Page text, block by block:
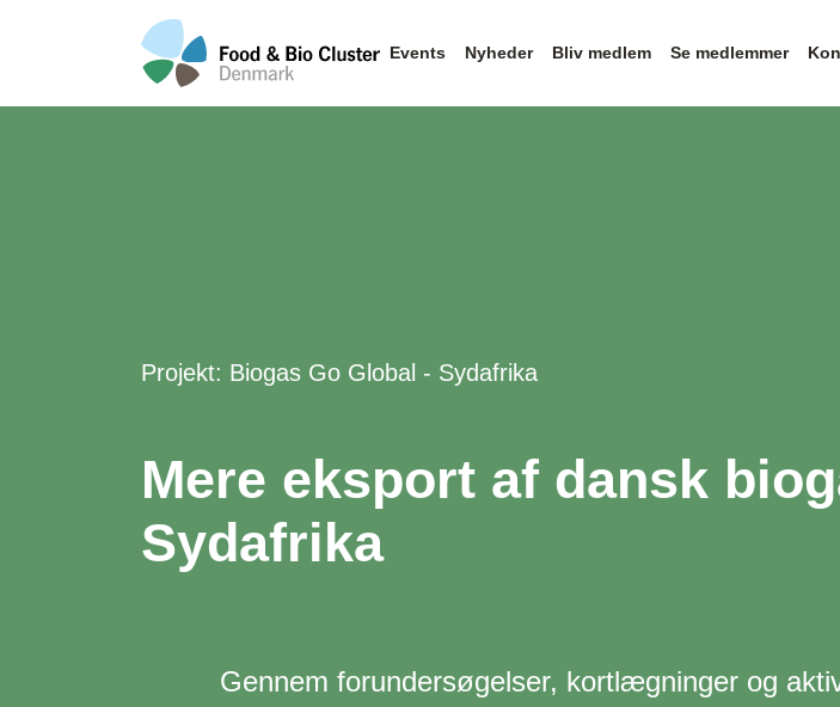
Events Nyheder Bliv medlem Se medlemmer
Projekt: Biogas Go Global - Sydafrika
Mere eksport af dansk
Sydafrika
Gennem forundersøgelser, kortlægninger og